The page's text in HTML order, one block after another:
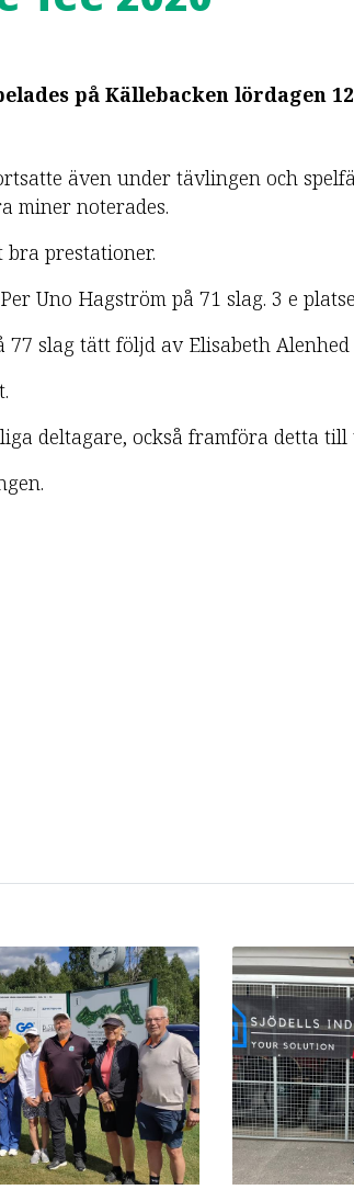
på Källebacken lördagen
även under tävlingen och
miner noterades.
prestationer.
Uno Hagström på 71 slag. 3 e
slag tätt följd av Elisabeth
deltagare, också framföra detta till